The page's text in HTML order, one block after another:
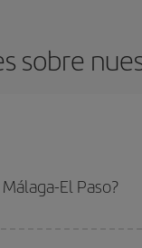
sobre
El Paso?